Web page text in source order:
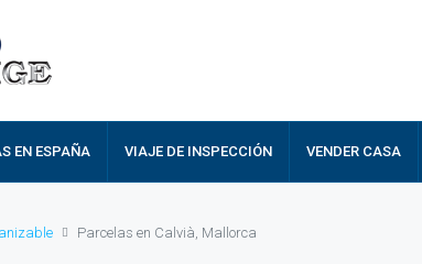
EN ESPAÑA VIAJE DE INSPECCIÓN VENDER CASA
Parcelas en Calvià, Mallorca